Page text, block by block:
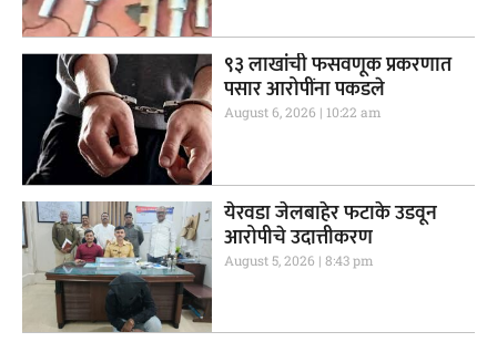
९३ लाखांची फसवणूक प्रकरणात
पसार आरोपींना पकडले
August 6, 2026 10:22 am
येरवडा जेलबाहेर फटाके उडवून
आरोपीचे उदात्तीकरण
August 5, 2026 8:43 pm